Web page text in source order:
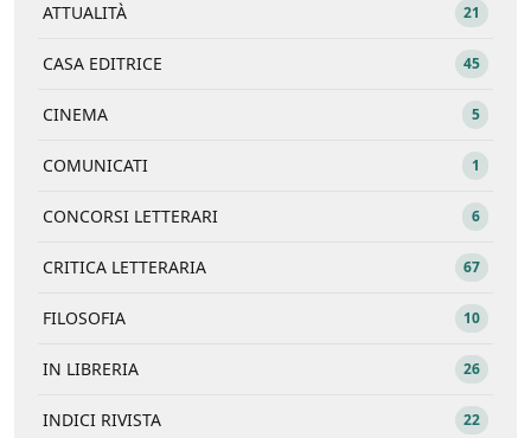
ATTUALITÀ 21
CASA EDITRICE 45
CINEMA 5
COMUNICATI 1
CONCORSI LETTERARI 6
CRITICA LETTERARIA 67
FILOSOFIA 10
IN LIBRERIA 26
INDICI RIVISTA 22